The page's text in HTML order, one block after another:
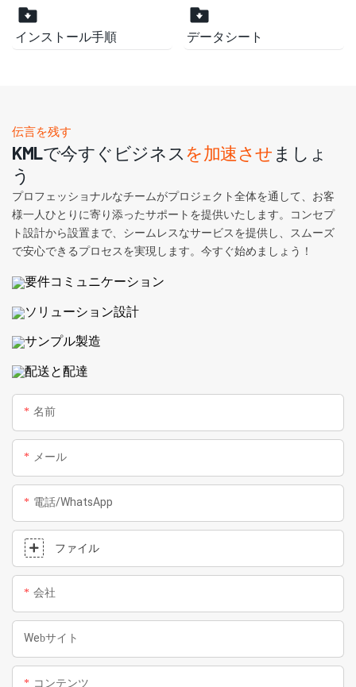
インストール手順 データシート
伝言を残す
KMLで今すぐビジネス を加速させ ましょ
う
プロフェッショナルなチームがプロジェクト全体を通して、お客
様一人ひとりに寄り添ったサポートを提供いたします。コンセプ
ト設計から設置まで、シームレスなサービスを提供し、スムーズ
で安心できるプロセスを実現します。今すぐ始めましょう！
要件コミュニケーション
ソリューション設計
サンプル製造
配送と配達
名前
メール
電話/WhatsApp
ファイル
会社
Webサイト
コンテンツ